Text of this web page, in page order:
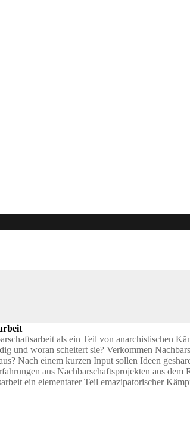
als ein Teil von anarchistischen
und woran scheitert sie? Verkommen
Nach einem kurzen Input sollen Ideen
aus Nachbarschaftsprojekten aus dem
ein elementarer Teil emazipatorischer